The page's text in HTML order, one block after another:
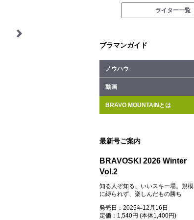
ライター一覧
ブラマンガイド
ノウハウ
動画
BRAVO MOUNTAINとは
最新号ご案内
BRAVOSKI 2026 Winter
Vol.2
知る人ぞ知る、いいスキー場。規模
に縛られず、楽しんだもの勝ち
発売日：2025年12月16日
定価：1,540円 (本体1,400円)